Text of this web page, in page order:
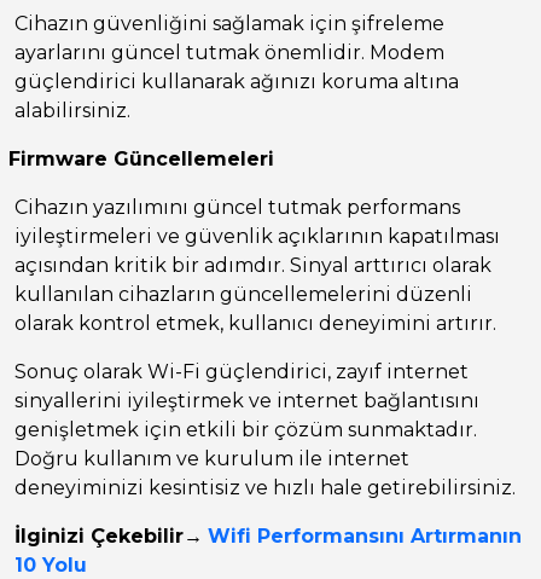
Cihazın güvenliğini sağlamak için şifreleme
ayarlarını güncel tutmak önemlidir. Modem
güçlendirici kullanarak ağınızı koruma altına
alabilirsiniz.
Firmware Güncellemeleri
Cihazın yazılımını güncel tutmak performans
iyileştirmeleri ve güvenlik açıklarının kapatılması
açısından kritik bir adımdır. Sinyal arttırıcı olarak
kullanılan cihazların güncellemelerini düzenli
olarak kontrol etmek, kullanıcı deneyimini artırır.
Sonuç olarak Wi-Fi güçlendirici, zayıf internet
sinyallerini iyileştirmek ve internet bağlantısını
genişletmek için etkili bir çözüm sunmaktadır.
Doğru kullanım ve kurulum ile internet
deneyiminizi kesintisiz ve hızlı hale getirebilirsiniz.
İlginizi Çekebilir→ Wifi Performansını Artırmanın
10 Yolu